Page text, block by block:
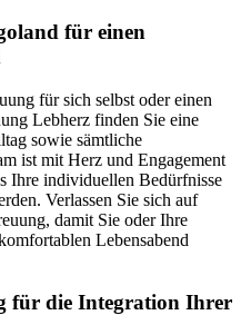
für einen
für sich selbst oder einen
Lebherz finden Sie eine
sowie sämtliche
ist mit Herz und Engagement
Ihre individuellen Bedürfnisse
Verlassen Sie sich auf
damit Sie oder Ihre
Lebensabend
für die Integration Ihrer